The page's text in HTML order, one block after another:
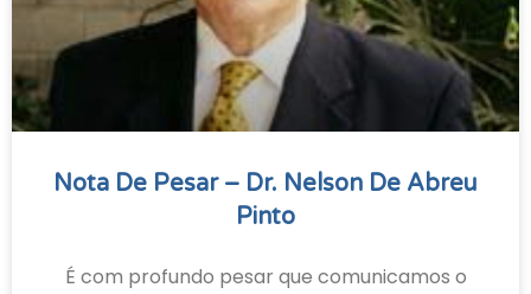
Nota De Pesar – Dr. Nelson De Abreu
Pinto
É com profundo pesar que comunicamos o